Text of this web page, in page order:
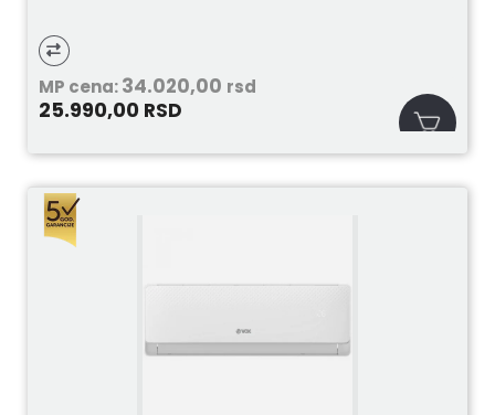
MP cena:34.020,00 rsd
25.990,00 RSD